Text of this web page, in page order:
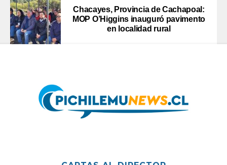
Chacayes, Provincia de Cachapoal:
MOP O’Higgins inauguró pavimento
en localidad rural